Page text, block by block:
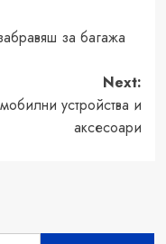
за багажа
Next:
устройства и
аксесоари